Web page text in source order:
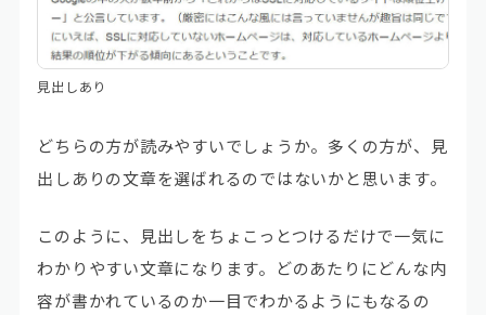
見出しあり
どちらの方が読みやすいでしょうか。多くの方が、見
出しありの文章を選ばれるのではないかと思います。
このように、見出しをちょこっとつけるだけで一気に
わかりやすい文章になります。どのあたりにどんな内
容が書かれているのか一目でわかるようにもなるの